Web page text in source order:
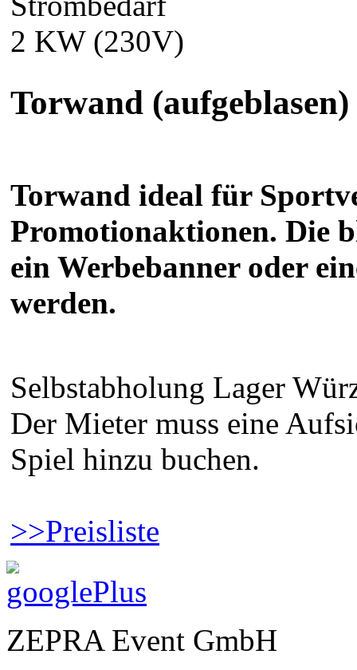
2 KW (230V)
Torwand (aufgeblasen)
Torwand ideal für
Promotionaktionen. Die
ein Werbebanner oder
werden.
Selbstabholung Lager
Der Mieter muss eine
Spiel hinzu buchen.
>>Preisliste
ZEPRA Event GmbH